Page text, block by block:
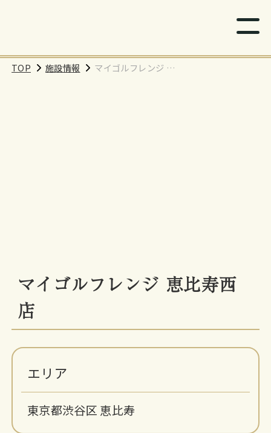
TOP 施設情報
マイゴルフレンジ 恵
マイゴルフレンジ 恵比寿西
店
エリア
東京都渋谷区 恵比寿